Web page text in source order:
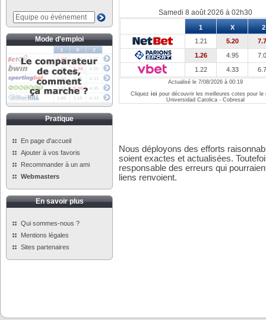
Mode d'emploi
Pratique
En page d'accueil
Ajouter à vos favoris
Recommander à un ami
Webmasters
En savoir plus
Qui sommes-nous ?
Mentions légales
Sites partenaires
Samedi 8 août 2026 à 02h30
1 X
2
1.21
5.20
1.26
4.95
1.22
4.33
Actualisé le 7/08/2026 à 00:19
Cliquez ici pour découvrir les meilleures cotes pour le
Universidad Catolica - Cobresal
Nous déployons des efforts
soient exactes et actualisées.
responsable des erreurs qui
liens renvoient.